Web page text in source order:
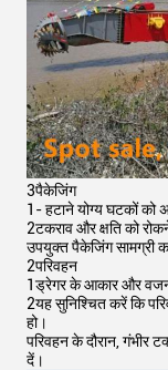
3पैकेजिंग
1- हटाने योग्य घटकों को
2टकराव और क्षति को
उपयुक्त पैकेजिंग सामग्री
2परिवहन
1ड्रेगर के आकार और वजन
2यह सुनिश्चित करें कि
हो।
परिवहन के दौरान, गंभीर
दें।